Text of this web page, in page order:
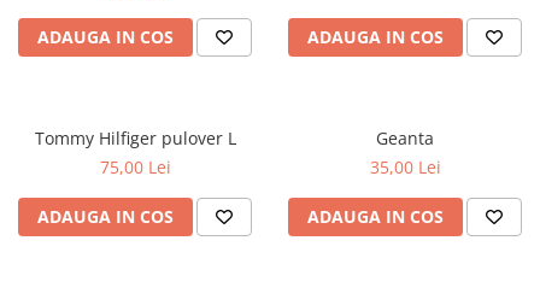
ADAUGA IN COS ADAUGA IN COS
Tommy Hilfiger pulover L
75,00 Lei
ADAUGA IN COS
Geanta
35,00 Lei
ADAUGA IN COS